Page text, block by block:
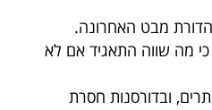
כי מה שווה התאגיד אם לא
ובדורסנות חסרת